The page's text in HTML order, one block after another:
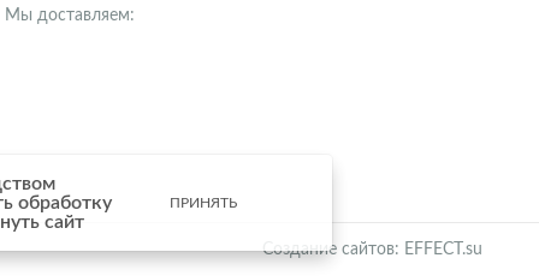
Мы доставляем:
Создание сайтов: EFFECT.su
обработку
сайт
ПРИНЯТЬ